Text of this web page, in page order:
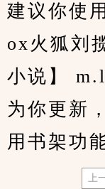
建议你使
ox火狐刘
小说】
为你更新
用书架功
上